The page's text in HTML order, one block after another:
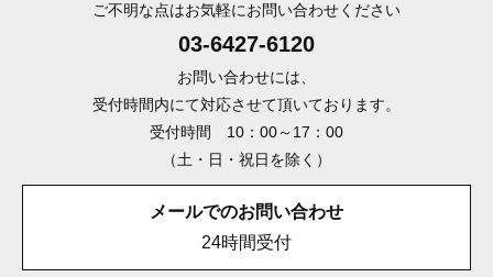
ご不明な点はお気軽にお問い合わせください
03-6427-6120
お問い合わせには、
受付時間内にて対応させて頂いております。
受付時間 10：00～17：00
（土・日・祝日を除く）
メールでのお問い合わせ
24時間受付